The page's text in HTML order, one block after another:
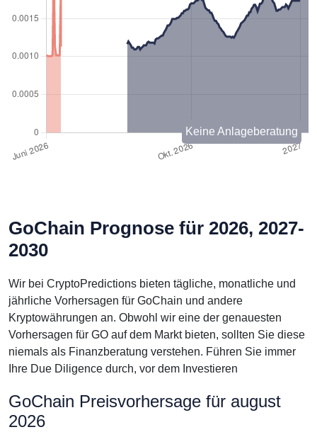
Keine Anlageberatung
GoChain Prognose für 2026, 2027-
2030
Wir bei CryptoPredictions bieten tägliche, monatliche und
jährliche Vorhersagen für GoChain und andere
Kryptowährungen an. Obwohl wir eine der genauesten
Vorhersagen für GO auf dem Markt bieten, sollten Sie diese
niemals als Finanzberatung verstehen. Führen Sie immer
Ihre Due Diligence durch, vor dem Investieren
GoChain Preisvorhersage für august
2026